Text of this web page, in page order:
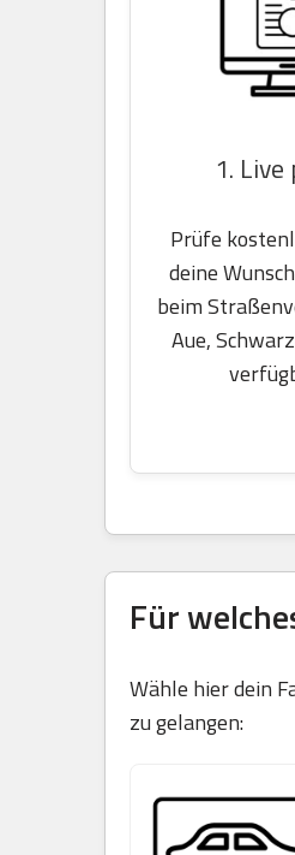
1.
Prüfe
deine
beim
Aue,
Für
Wähle hier dein
zu gelangen: